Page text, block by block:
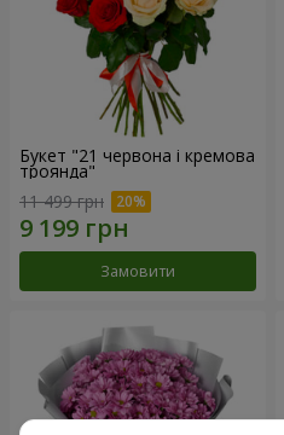
Букет "21 червона і кремова
троянда"
11 499 грн
Замовити